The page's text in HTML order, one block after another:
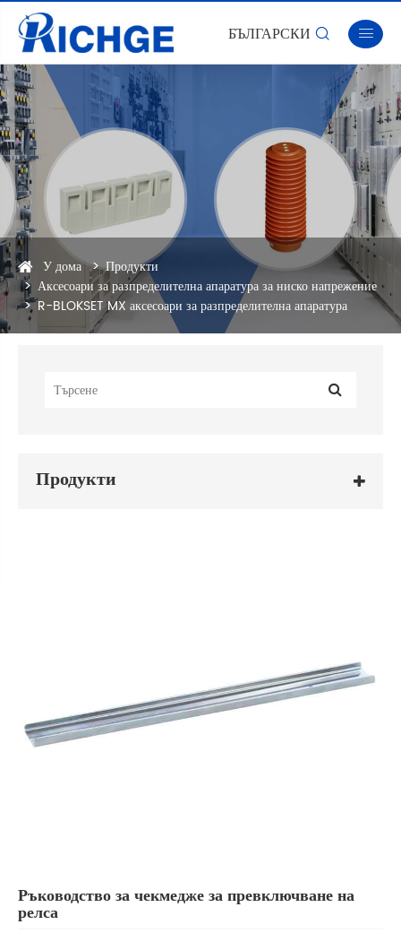
БЪЛГАРСКИ  
У дома
Продукти
Аксесоари за разпределителна апаратура за ниско напрежение
R-BLOKSET MX аксесоари за разпределителна апаратура
Продукти
Ръководство за чекмедже за превключване на
релса